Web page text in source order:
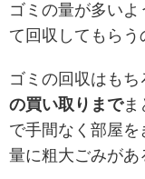
ゴミの量が多いよ
て回収してもらう
ゴミの回収はもち
の買い取りまでま
で手間なく部屋
量に粗大ごみがあ